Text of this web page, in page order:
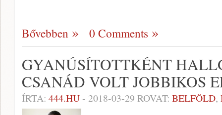
Bővebben 0 Comments
GYANÚSÍTOTTKÉNT
CSANÁD VOLT JOBBIKOS
ÍRTA: 444.HU- 2018-03-29 ROVAT: BELFÖLD,